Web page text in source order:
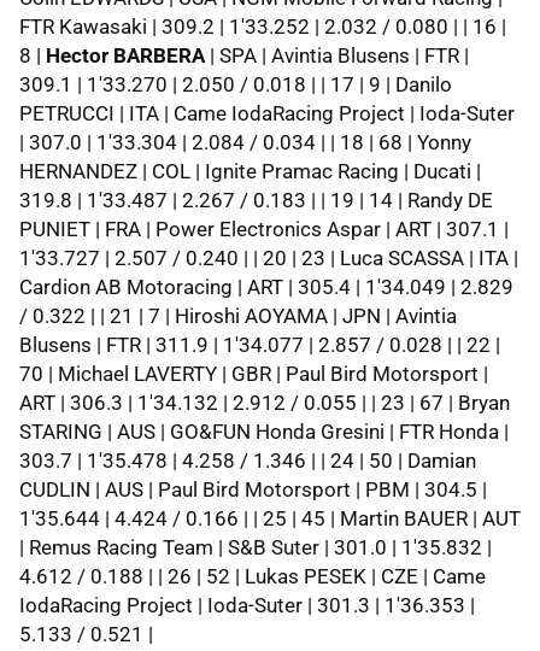
FTR Kawasaki | 309.2 | 1'33.252 | 2.032 / 0.080 | | 16 |
8 | Hector BARBERA| SPA | Avintia Blusens | FTR |
309.1 | 1'33.270 | 2.050 / 0.018 | | 17 | 9 | Danilo
PETRUCCI | ITA | Came IodaRacing Project | Ioda-Suter
| 307.0 | 1'33.304 | 2.084 / 0.034 | | 18 | 68 | Yonny
HERNANDEZ | COL | Ignite Pramac Racing | Ducati |
319.8 | 1'33.487 | 2.267 / 0.183 | | 19 | 14 | Randy DE
PUNIET | FRA | Power Electronics Aspar | ART | 307.1 |
1'33.727 | 2.507 / 0.240 | | 20 | 23 | Luca SCASSA | ITA |
Cardion AB Motoracing | ART | 305.4 | 1'34.049 | 2.829
/ 0.322 | | 21 | 7 | Hiroshi AOYAMA | JPN | Avintia
Blusens | FTR | 311.9 | 1'34.077 | 2.857 / 0.028 | | 22 |
70 | Michael LAVERTY | GBR | Paul Bird Motorsport |
ART | 306.3 | 1'34.132 | 2.912 / 0.055 | | 23 | 67 | Bryan
STARING | AUS | GO&FUN Honda Gresini | FTR Honda |
303.7 | 1'35.478 | 4.258 / 1.346 | | 24 | 50 | Damian
CUDLIN | AUS | Paul Bird Motorsport | PBM | 304.5 |
1'35.644 | 4.424 / 0.166 | | 25 | 45 | Martin BAUER | AUT
| Remus Racing Team | S&B Suter | 301.0 | 1'35.832 |
4.612 / 0.188 | | 26 | 52 | Lukas PESEK | CZE | Came
IodaRacing Project | Ioda-Suter | 301.3 | 1'36.353 |
5.133 / 0.521 |